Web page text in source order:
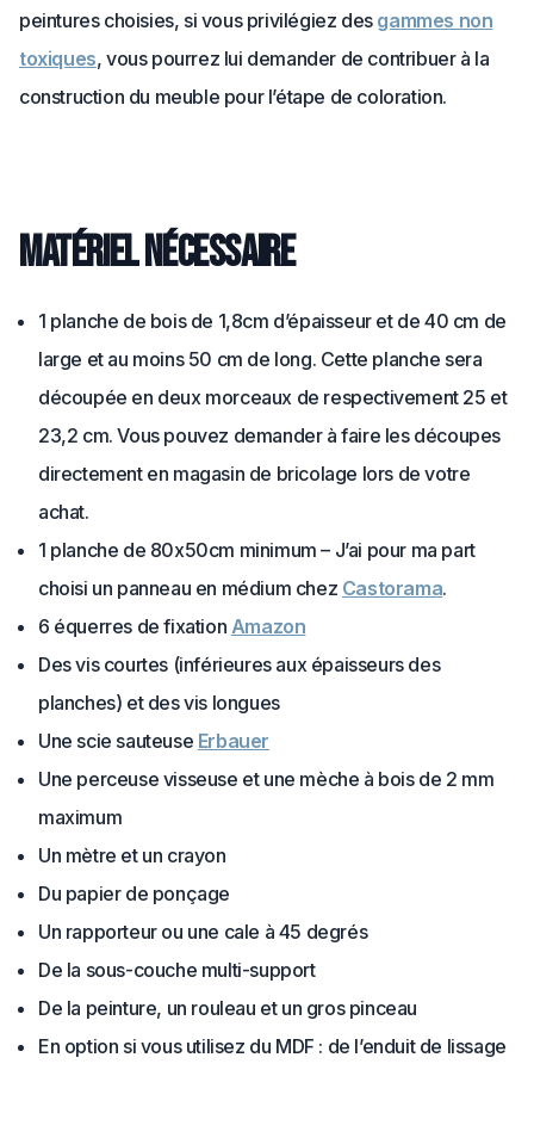
peintures choisies, si vous privilégiez des gammes non
toxiques, vous pourrez lui demander de contribuer à la
construction du meuble pour l’étape de coloration.
Matériel nécessaire
1 planche de bois de 1,8cm d’épaisseur et de 40 cm de
large et au moins 50 cm de long. Cette planche sera
découpée en deux morceaux de respectivement 25 et
23,2 cm. Vous pouvez demander à faire les découpes
directement en magasin de bricolage lors de votre
achat.
1 planche de 80x50cm minimum – J’ai pour ma part
choisi un panneau en médium chez Castorama.
6 équerres de fixation Amazon
Des vis courtes (inférieures aux épaisseurs des
planches) et des vis longues
Une scie sauteuse Erbauer
Une perceuse visseuse et une mèche à bois de 2 mm
maximum
Un mètre et un crayon
Du papier de ponçage
Un rapporteur ou une cale à 45 degrés
De la sous-couche multi-support
De la peinture, un rouleau et un gros pinceau
En option si vous utilisez du MDF : de l’enduit de lissage